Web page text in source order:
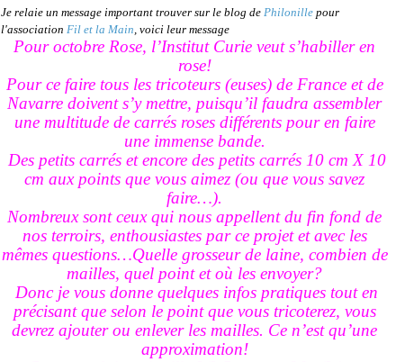
Je relaie un message important trouver sur le blog de Philonille pour
l'association Fil et la Main, voici leur message
Pour octobre Rose, l’Institut Curie veut s’habiller en
rose!
Pour ce faire tous les tricoteurs (euses) de France et de
Navarre doivent s’y mettre, puisqu’il faudra assembler
une multitude de carrés roses différents pour en faire
une immense bande.
Des petits carrés et encore des petits carrés 10 cm X 10
cm aux points que vous aimez (ou que vous savez
faire…).
Nombreux sont ceux qui nous appellent du fin fond de
nos terroirs, enthousiastes par ce projet et avec les
mêmes questions…Quelle grosseur de laine, combien de
mailles, quel point et où les envoyer?
Donc je vous donne quelques infos pratiques tout en
précisant que selon le point que vous tricoterez, vous
devrez ajouter ou enlever les mailles. Ce n’est qu’une
approximation!